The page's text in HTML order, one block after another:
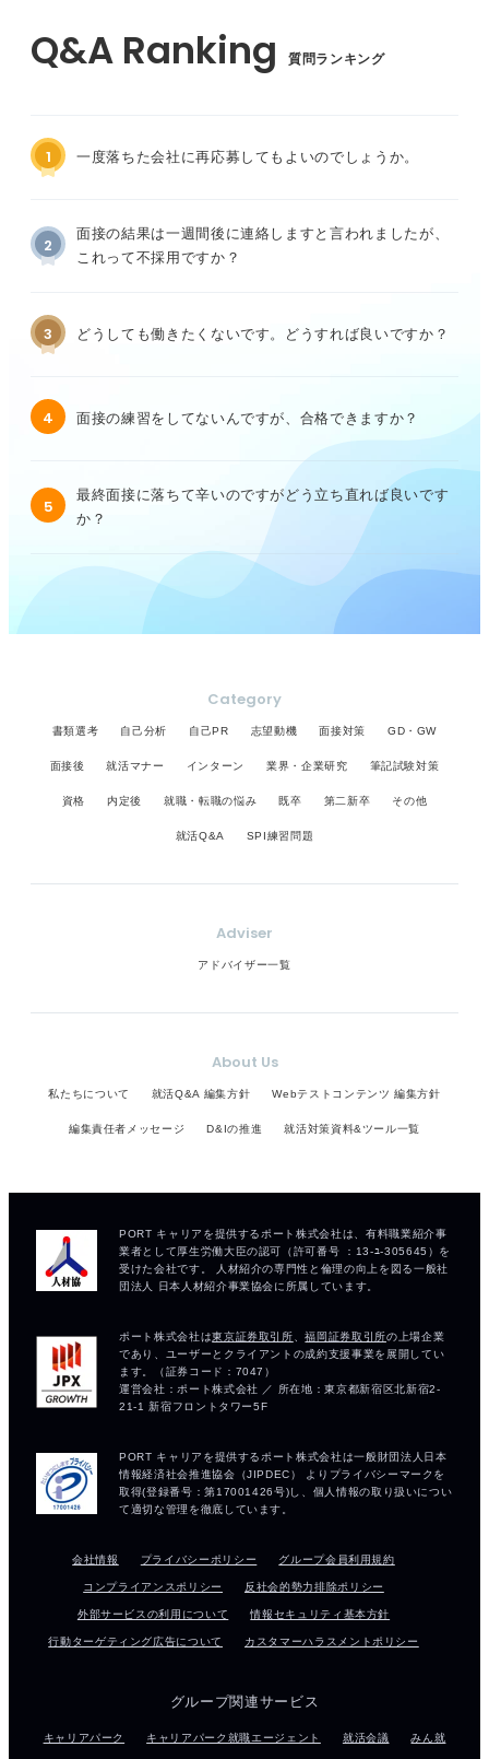
質問ランキング
1 一度落ちた会社に再応募してもよいのでしょうか。
2
面接の結果は一週間後に連絡しますと言われましたが、
これって不採用ですか？
3 どうしても働きたくないです。どうすれば良いですか？
4 面接の練習をしてないんですが、合格できますか？
5
最終面接に落ちて辛いのですがどう立ち直れば良いです
か？
Category
書類選考 自己分析 自己PR 志望動機 面接対策 GD・GW
面接後 就活マナー インターン 業界・企業研究 筆記試験対策
資格 内定後 就職・転職の悩み 既卒 第二新卒 その他
就活Q&A SPI練習問題
Adviser
アドバイザー一覧
About Us
私たちについて 就活Q&A 編集方針 Webテストコンテンツ 編集方針
編集責任者メッセージ D&Iの推進 就活対策資料&ツール一覧
会社情報 プライバシーポリシー グループ会員利用規約
コンプライアンスポリシー 反社会的勢力排除ポリシー
外部サービスの利用について 情報セキュリティ基本方針
行動ターゲティング広告について カスタマーハラスメントポリシー